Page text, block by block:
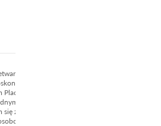
moich danych osobowych przez
Zawodowego z siedzibą w
Plac Jana Kilińskiego 3, 70-965 Szczecin
do realizacji obsługi niniejszego
się z treścią informacji o sposobie
zawartych w